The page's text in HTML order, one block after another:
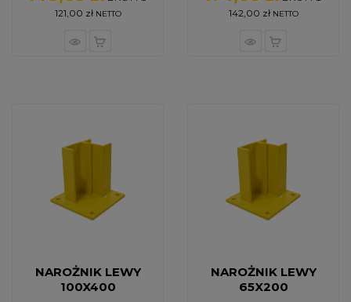
121,00 zł NETTO
142,00 zł NETTO
NAROŻNIK LEWY
100X400
NAROŻNIK LEWY
65X200